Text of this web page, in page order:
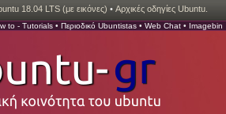
18.04 LTS (με εικόνες) • Αρχικές οδηγίες Ubuntu.
to - Tutorials • Περιοδικό Ubuntistas • Web Chat • Imagebin